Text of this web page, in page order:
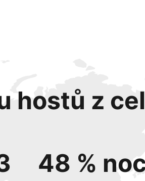
hostů z
48 %